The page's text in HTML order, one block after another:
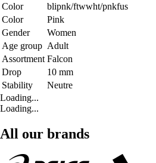
Color
blipnk/ftwwht/pnkfus
Color
Pink
Gender
Women
Age group Adult
Assortment Falcon
Drop
10 mm
Stability
Neutre
Loading...
Loading...
All our brands